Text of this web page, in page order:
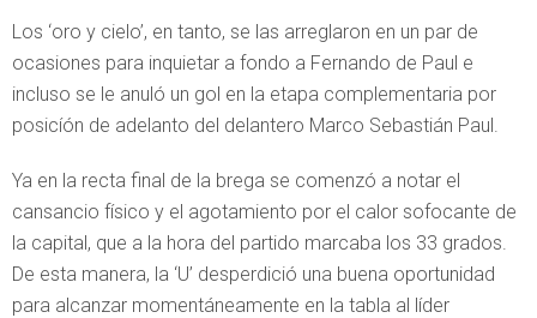
Los ‘oro y cielo’, en tanto, se las arreglaron en un par de
ocasiones para inquietar a fondo a Fernando de Paul e
incluso se le anuló un gol en la etapa complementaria por
posicíón de adelanto del delantero Marco Sebastián Paul.
Ya en la recta final de la brega se comenzó a notar el
cansancio físico y el agotamiento por el calor sofocante de
la capital, que a la hora del partido marcaba los 33 grados.
De esta manera, la ‘U’ desperdició una buena oportunidad
para alcanzar momentáneamente en la tabla al líder